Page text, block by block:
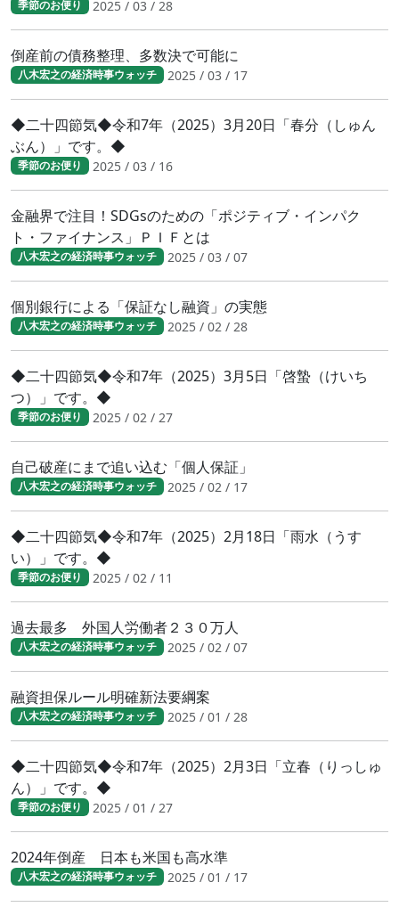
季節のお便り 2025 / 03 / 28
倒産前の債務整理、多数決で可能に
八木宏之の経済時事ウォッチ 2025 / 03 / 17
◆二十四節気◆令和7年（2025）3月20日「春分（しゅん
ぶん）」です。◆
季節のお便り 2025 / 03 / 16
金融界で注目！SDGsのための「ポジティブ・インパク
ト・ファイナンス」ＰＩＦとは
八木宏之の経済時事ウォッチ 2025 / 03 / 07
個別銀行による「保証なし融資」の実態
八木宏之の経済時事ウォッチ 2025 / 02 / 28
◆二十四節気◆令和7年（2025）3月5日「啓蟄（けいち
つ）」です。◆
季節のお便り 2025 / 02 / 27
自己破産にまで追い込む「個人保証」
八木宏之の経済時事ウォッチ 2025 / 02 / 17
◆二十四節気◆令和7年（2025）2月18日「雨水（うす
い）」です。◆
季節のお便り 2025 / 02 / 11
過去最多 外国人労働者２３０万人
八木宏之の経済時事ウォッチ 2025 / 02 / 07
融資担保ルール明確新法要綱案
八木宏之の経済時事ウォッチ 2025 / 01 / 28
◆二十四節気◆令和7年（2025）2月3日「立春（りっしゅ
ん）」です。◆
季節のお便り 2025 / 01 / 27
2024年倒産 日本も米国も高水準
八木宏之の経済時事ウォッチ 2025 / 01 / 17